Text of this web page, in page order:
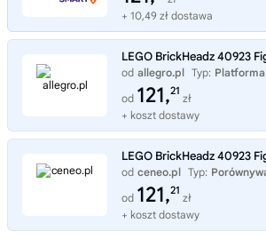
+ 10,49 zł dostawa
od allegro.pl Typ:
od 121,21
zł
+ koszt dostawy
od ceneo.pl Typ:
od 121,21
zł
+ koszt dostawy